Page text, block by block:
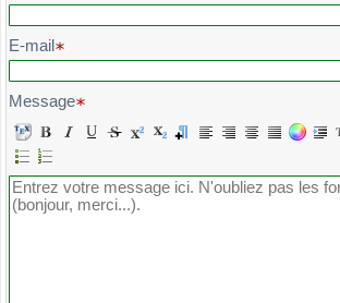
E-mail
Message